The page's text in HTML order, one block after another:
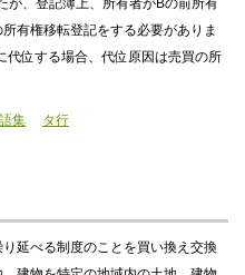
が、登記簿上、所有者がBの前所有
有権移転登記をする必要がありま
代位する場合、代位原因は売買の所
集 タ行
延べる制度のことを買い換え交換